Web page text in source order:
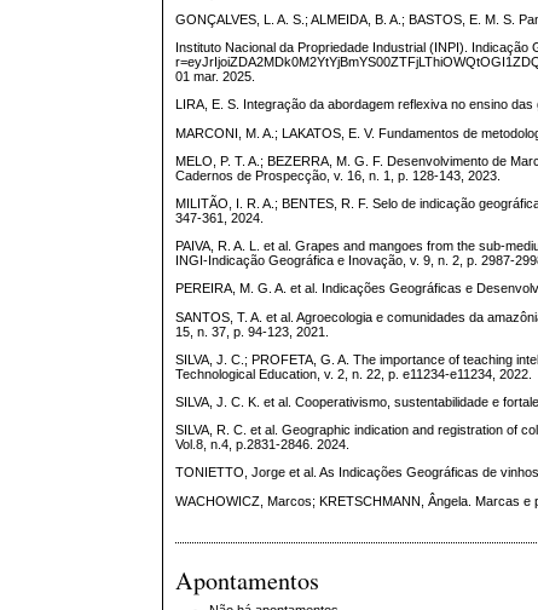
GONÇALVES, L. A. S.; ALMEIDA, B. A.; BASTOS, E. M. S.
Instituto Nacional da Propriedade Industrial (INPI).
01 mar. 2025.
LIRA, E. S. Integração da abordagem reflexiva no ensino
MARCONI, M. A.; LAKATOS, E. V. Fundamentos de
MELO, P. T. A.; BEZERRA, M. G. F. Desenvolvimento de
Cadernos de Prospecção, v. 16, n. 1, p. 128-143, 2023.
MILITÃO, I. R. A.; BENTES, R. F. Selo de indicação
347-361, 2024.
PAIVA, R. A. L. et al. Grapes and mangoes from the sub-
INGI-Indicação Geográfica e Inovação, v. 9, n. 2, p. 2987-
PEREIRA, M. G. A. et al. Indicações Geográficas e
SANTOS, T. A. et al. Agroecologia e comunidades da
15, n. 37, p. 94-123, 2021.
SILVA, J. C.; PROFETA, G. A. The importance of teaching
Technological Education, v. 2, n. 22, p. e11234-e11234, 2022.
SILVA, J. C. K. et al. Cooperativismo, sustentabilidade e
SILVA, R. C. et al. Geographic indication and registration of
Vol.8, n.4, p.2831-2846. 2024.
TONIETTO, Jorge et al. As Indicações Geográficas de
WACHOWICZ, Marcos; KRETSCHMANN, Ângela. Marcas e
Apontamentos